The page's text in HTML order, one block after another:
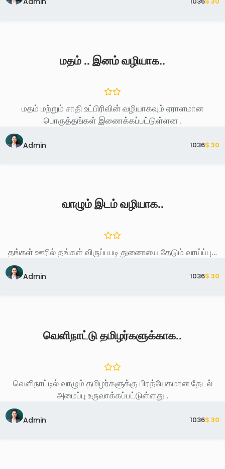
மதம் .. இனம் வழியாக..
மதம் மற்றும் சாதி உட்பிரிவின் வழியாகவும் ஏராளமான
பொருத்தங்கள் இணைக்கப்பட்டுள்ளன .
Admin 1036$ 30
வாழும் இடம் வழியாக..
தங்கள் ஊரில் தங்கள் விருப்பபடி துணையை தேடும் வாய்ப்பு…
Admin 1036$ 30
வெளிநாட்டு தமிழர்களுக்காக..
வெளிநாட்டில் வாழும் தமிழர்களுக்கு பிரத்யேகமான தேடல்
அமைப்பு உருவாக்கப்பட்டுள்ளது .
Admin 1036$ 30